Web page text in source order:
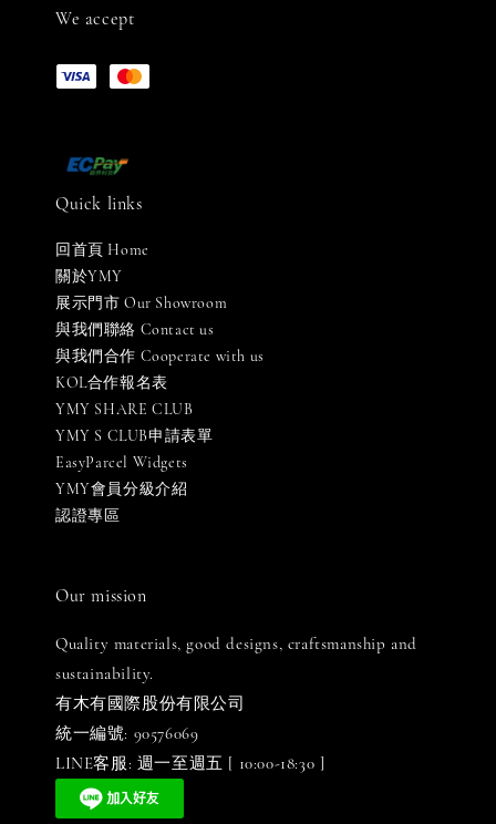
We accept
Quick links
回首頁 Home
關於YMY
展示門市 Our Showroom
與我們聯絡 Contact us
與我們合作 Cooperate with us
KOL合作報名表
YMY SHARE CLUB
YMY S CLUB申請表單
EasyParcel Widgets
YMY會員分級介紹
認證專區
Our mission
Quality materials, good designs, craftsmanship and
sustainability.
有木有國際股份有限公司
統一編號: 90576069
LINE客服: 週一至週五 [ 10:00-18:30 ]